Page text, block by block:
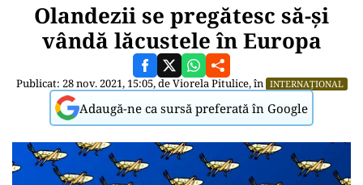
Olandezii se pregătesc să-și
vândă lăcustele în Europa
Publicat: 28 nov. 2021, 15:05, deViorela Pitulice, în INTERNAȚIONAL
Adaugă-ne ca sursă preferată în Google